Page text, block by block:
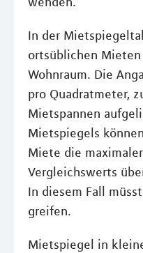
In der
ortsüblichen
Wohnraum. Die
pro Quadratmeter,
Mietspannen
Mietspiegels
Miete die
Vergleichswerts
In diesem Fall
greifen.
Mietspiegel in